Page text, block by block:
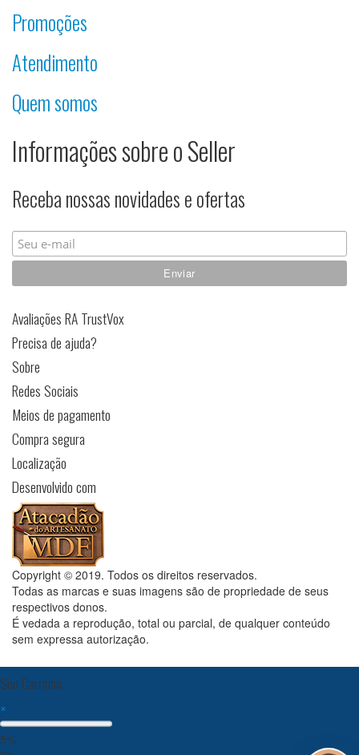
Promoções
Atendimento
Quem somos
Informações sobre o Seller
Receba nossas novidades e ofertas
Avaliações RA TrustVox
Precisa de ajuda?
Sobre
Redes Sociais
Meios de pagamento
Compra segura
Localização
Desenvolvido com
Copyright © 2019. Todos os direitos reservados.
Todas as marcas e suas imagens são de propriedade de seus
respectivos donos.
É vedada a reprodução, total ou parcial, de qualquer conteúdo
sem expressa autorização.
Seu Carrinho
×
5%